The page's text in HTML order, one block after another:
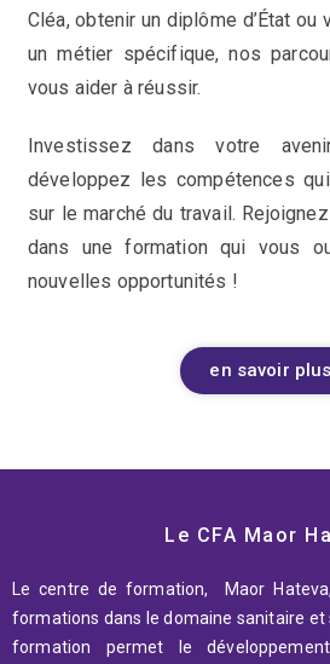
Cléa, obtenir un diplôme d’État
un métier spécifique, nos
vous aider à réussir.
Investissez dans votre
développez les compétences
sur le marché du travail.
dans une formation qui vous
nouvelles opportunités !
en savoir plus
Le CFA Maor
Le centre de formation, Maor
formations dans le domaine sanitaire et
formation permet le